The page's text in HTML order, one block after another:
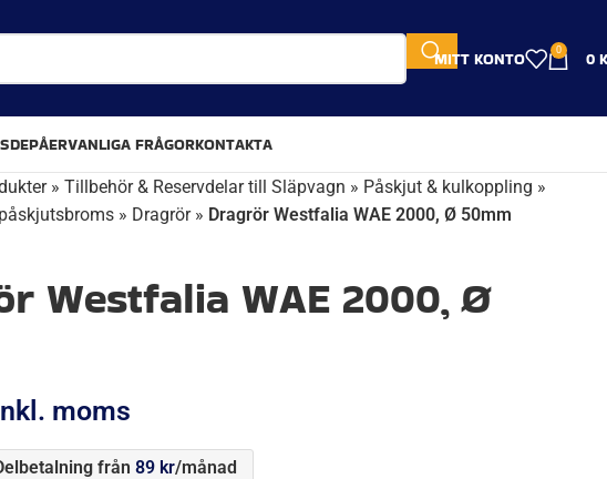
MITT KONTO 0 0
DEPÅERVANLIGA FRÅGORKONTAKTA
» Tillbehör & Reservdelar till Släpvagn » Påskjut & kulkoppling »
» Dragrör» Dragrör Westfalia WAE 2000, Ø 50mm
Westfalia WAE 2000, Ø
moms
från 89 kr/månad